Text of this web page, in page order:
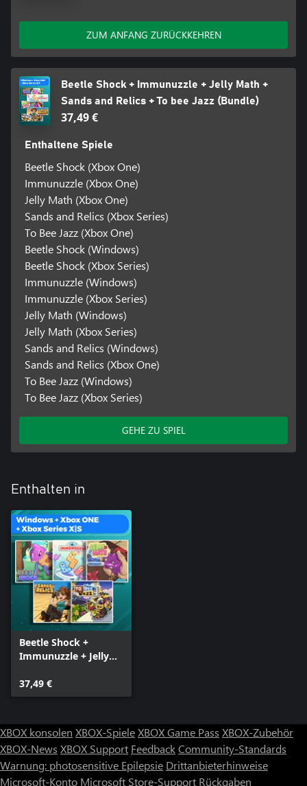
ZUM ANFANG ZURÜCKKEHREN
Beetle Shock + Immunuzzle + Jelly Math +
Sands and Relics + To bee Jazz (Bundle)
37,49 €
Enthaltene Spiele
Beetle Shock (Xbox One)
Immunuzzle (Xbox One)
Jelly Math (Xbox One)
Sands and Relics (Xbox Series)
To Bee Jazz (Xbox One)
Beetle Shock (Windows)
Beetle Shock (Xbox Series)
Immunuzzle (Windows)
Immunuzzle (Xbox Series)
Jelly Math (Windows)
Jelly Math (Xbox Series)
Sands and Relics (Windows)
Sands and Relics (Xbox One)
To Bee Jazz (Windows)
To Bee Jazz (Xbox Series)
GEHE ZU SPIEL
Enthalten in
Beetle Shock +
Immunuzzle + Jelly
Relics + To bee Jazz
(Bundle)
37,49 €
XBOX konsolen XBOX-SpieleXBOX Game Pass XBOX-Zubehör
XBOX-News XBOX Support FeedbackCommunity-Standards
Warnung: photosensitive Epilepsie Drittanbieterhinweise
Microsoft-Konto Microsoft Store-Support Rückgaben